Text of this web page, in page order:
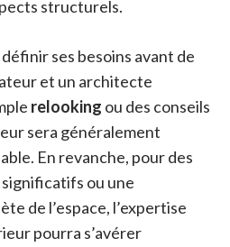
structurels.
ses besoins avant de
et un architecte
relooking ou des conseils
sera généralement
En revanche, pour des
ou une
de l’espace, l’expertise
pourra s’avérer